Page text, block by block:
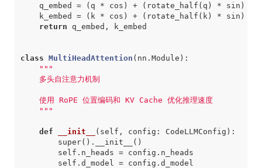
q_embed
= ( q * cos ) + ( rotate_half ( q ) * sin )
k_embed
= ( k * cos ) + ( rotate_half ( k ) * sin )
return
q_embed , k_embed
class MultiHeadAttention ( nn . Module ) :
    使用 RoPE 位置编码和 KV Cache 优化推理速度
    """
def __init__ ( self , config : CodeLLMConfig ) :
super() . __init__
()
self . n_heads = config . n_heads
self . d_model = config . d_model